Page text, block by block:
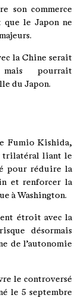
son commerce
que le Japon ne
la Chine serait
pourrait
du Japon.
Fumio Kishida,
trilatéral liant le
pour réduire la
et renforcer la
à Washington.
étroit avec la
désormais
de l’autonomie
le controversé
le 5 septembre